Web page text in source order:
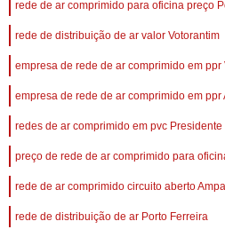
rede de ar comprimido para oficina preço
rede de distribuição de ar valor Votorantim
empresa de rede de ar comprimido em ppr
empresa de rede de ar comprimido em ppr
redes de ar comprimido em pvc Presidente
preço de rede de ar comprimido para
rede de ar comprimido circuito aberto
rede de distribuição de ar Porto Ferreira